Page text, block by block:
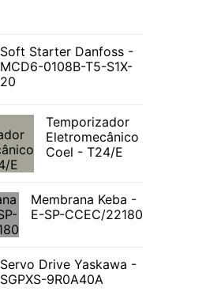
Soft Starter Danfoss -
MCD6-0108B-T5-S1X-
20
Temporizador
Eletromecânico
Coel - T24/E
Membrana Keba -
E-SP-CCEC/22180
Servo Drive Yaskawa -
SGPXS-9R0A40A